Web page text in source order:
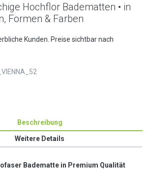
Hochflor Badematten • in
Formen & Farben
Kunden. Preise sichtbar nach
Beschreibung
Weitere Details
Badematte in Premium Qualität